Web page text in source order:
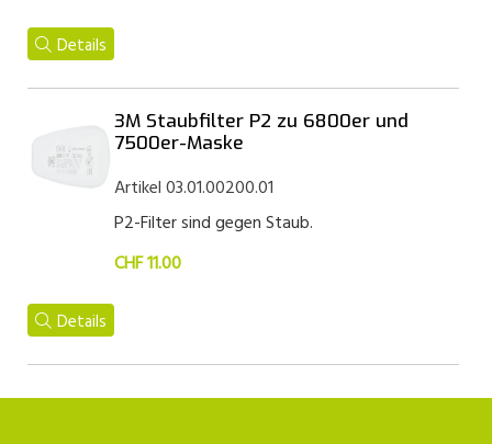
Details
3M Staubfilter P2 zu 6800er und
7500er-Maske
Artikel 03.01.00200.01
P2-Filter sind gegen Staub.
CHF 11.00
Details